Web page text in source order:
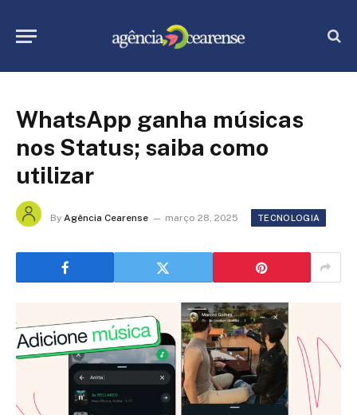
WhatsApp ganha músicas
nos Status; saiba como
utilizar
By Agência Cearense março 28, 2025 TECNOLOGIA